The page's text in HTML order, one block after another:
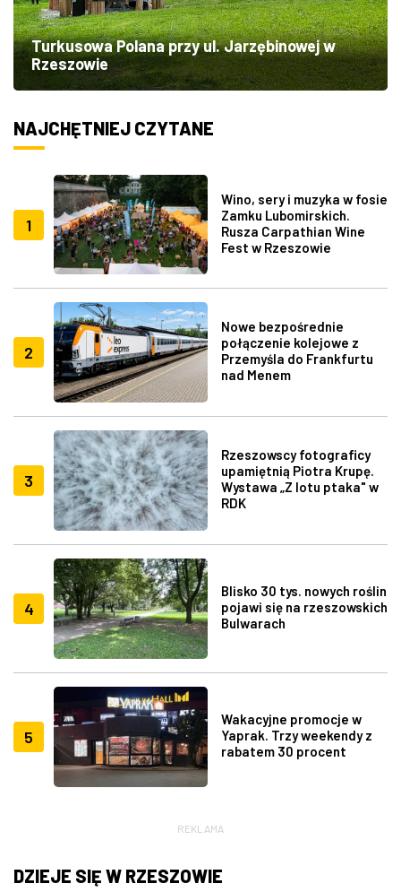
Turkusowa Polana przy ul. Jarzębinowej w
Rzeszowie
NAJCHĘTNIEJ CZYTANE
1
Wino, sery i muzyka w fosie
Zamku Lubomirskich.
Rusza Carpathian Wine
Fest w Rzeszowie
2
Nowe bezpośrednie
połączenie kolejowe z
Przemyśla do Frankfurtu
nad Menem
3
Rzeszowscy fotograficy
upamiętnią Piotra Krupę.
Wystawa „Z lotu ptaka" w
RDK
4
Blisko 30 tys. nowych roślin
pojawi się na rzeszowskich
Bulwarach
5
Wakacyjne promocje w
Yaprak. Trzy weekendy z
rabatem 30 procent
REKLAMA
DZIEJE SIĘ W RZESZOWIE